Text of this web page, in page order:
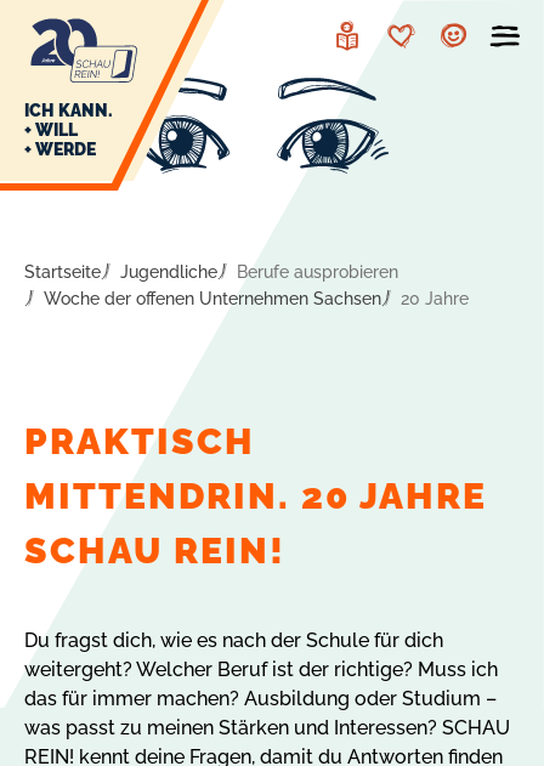
Navigation
Inhalt
Leichte
MerkzettelAccount
ICH KANN.
+ WILL
+ WERDE
Startseite Jugendliche
Berufe ausprobieren
Woche der offenen Unternehmen Sachsen
20 Jahre
PRAKTISCH
MITTENDRIN. 20 JAHRE
SCHAU REIN!
Du fragst dich, wie es nach der Schule für dich
weitergeht? Welcher Beruf ist der richtige? Muss ich
das für immer machen? Ausbildung oder Studium –
was passt zu meinen Stärken und Interessen? SCHAU
REIN! kennt deine Fragen, damit du Antworten finden